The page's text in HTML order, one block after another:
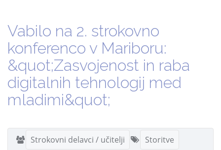
Vabilo na 2. strokovno
konferenco v Mariboru:
&quot;Zasvojenost in raba
digitalnih tehnologij med
mladimi&quot;
Strokovni delavci / učitelji Storitve